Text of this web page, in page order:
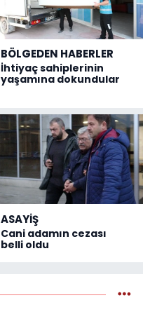
BÖLGEDEN HABERLER
İhtiyaç sahiplerinin
yaşamına dokundular
ASAYİŞ
Cani adamın cezası
belli oldu